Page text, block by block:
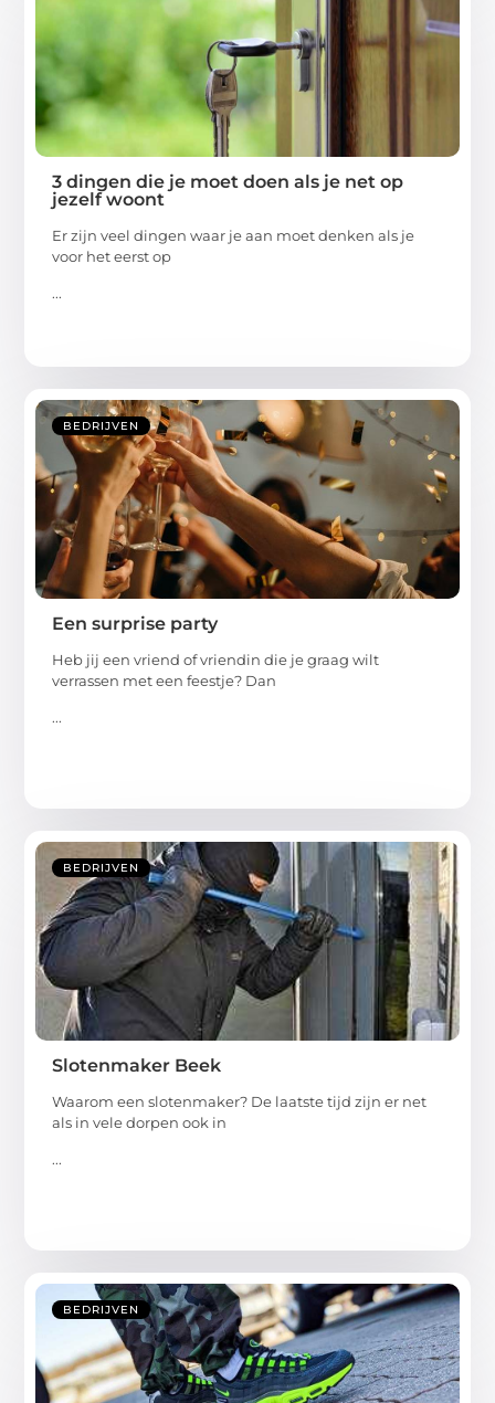
3 dingen die je moet doen als je net op
jezelf woont
Er zijn veel dingen waar je aan moet denken als je
voor het eerst op
...
BEDRIJVEN
Een surprise party
Heb jij een vriend of vriendin die je graag wilt
verrassen met een feestje? Dan
...
BEDRIJVEN
Slotenmaker Beek
Waarom een slotenmaker? De laatste tijd zijn er net
als in vele dorpen ook in
...
BEDRIJVEN